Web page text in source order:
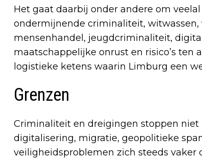
Het gaat daarbij onder andere om
ondermijnende criminaliteit,
mensenhandel, jeugdcriminaliteit,
maatschappelijke onrust en risico’s
logistieke ketens waarin Limburg een
Grenzen
Criminaliteit en dreigingen stoppen
digitalisering, migratie, geopolitieke
veiligheidsproblemen zich steeds vaker